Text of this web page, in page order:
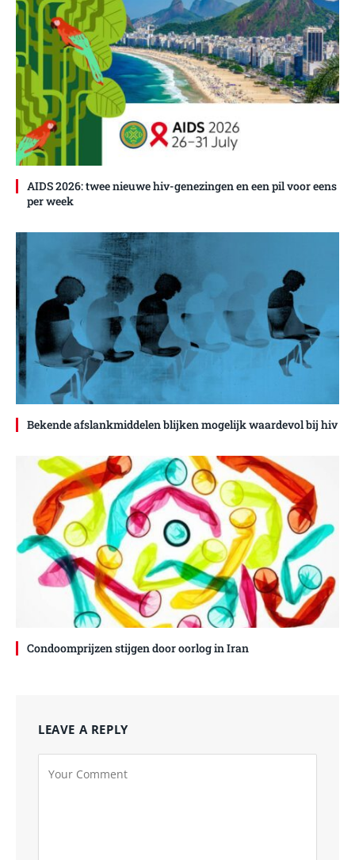
AIDS 2026: twee nieuwe hiv-genezingen en een pil voor eens
per week
Bekende afslankmiddelen blijken mogelijk waardevol bij hiv
Condoomprijzen stijgen door oorlog in Iran
LEAVE A REPLY